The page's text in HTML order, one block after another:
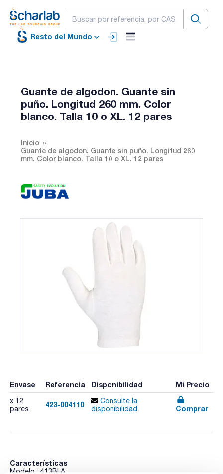
Resto del Mundo
Guante de algodon. Guante sin
puño. Longitud 260 mm. Color
blanco. Talla 10 o XL. 12 pares
Inicio
Guante de algodon. Guante sin puño. Longitud 260
mm. Color blanco. Talla 10 o XL. 12 pares
Envase Referencia Disponibilidad Mi Precio
x 12
pares
423-004110
Consulte la
disponibilidad
Comprar
Características
Modelo : 413BLA